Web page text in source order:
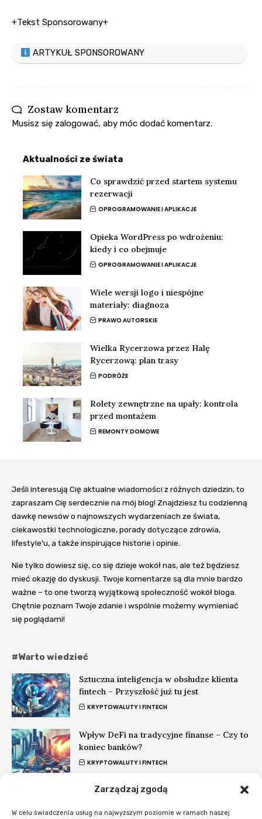
Zarządzaj zgodą
W celu świadczenia usług na najwyższym poziomie w ramach naszej
+Tekst Sponsorowany+
ARTYKUŁ SPONSOROWANY
Zostaw komentarz
Musisz się zalogować, aby móc dodać komentarz.
Aktualności ze świata
Co sprawdzić przed startem systemu
rezerwacji
OPROGRAMOWANIE I APLIKACJE
Opieka WordPress po wdrożeniu:
kiedy i co obejmuje
OPROGRAMOWANIE I APLIKACJE
Wiele wersji logo i niespójne
materiały: diagnoza
PRAWO AUTORSKIE
Wielka Rycerzowa przez Halę
Rycerzową: plan trasy
PODRÓŻE
Rolety zewnętrzne na upały: kontrola
przed montażem
REMONTY DOMOWE
Jeśli interesują Cię aktualne wiadomości z różnych dziedzin, to
zapraszam Cię serdecznie na mój blog! Znajdziesz tu codzienną
dawkę newsów o najnowszych wydarzeniach ze świata,
ciekawostki technologiczne, porady dotyczące zdrowia,
lifestyle’u, a także inspirujące historie i opinie.
Nie tylko dowiesz się, co się dzieje wokół nas, ale też będziesz
mieć okazję do dyskusji. Twoje komentarze są dla mnie bardzo
ważne – to one tworzą wyjątkową społeczność wokół bloga.
Chętnie poznam Twoje zdanie i wspólnie możemy wymieniać
się poglądami!
#Warto wiedzieć
Sztuczna inteligencja w obsłudze klienta
fintech – Przyszłość już tu jest
KRYPTOWALUTY I FINTECH
Wpływ DeFi na tradycyjne finanse – Czy to
koniec banków?
KRYPTOWALUTY I FINTECH
Najlepsze gadżety do domu inteligentnego